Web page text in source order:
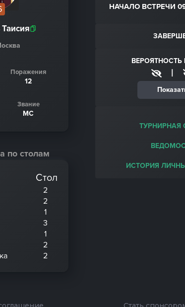
Поражения
12
Звание
МС
по столам
Стол
2
2
1
3
1
2
2
НАЧАЛО ВСТРЕЧИ
|
ТУРНИРНАЯ
ИСТОРИЯ